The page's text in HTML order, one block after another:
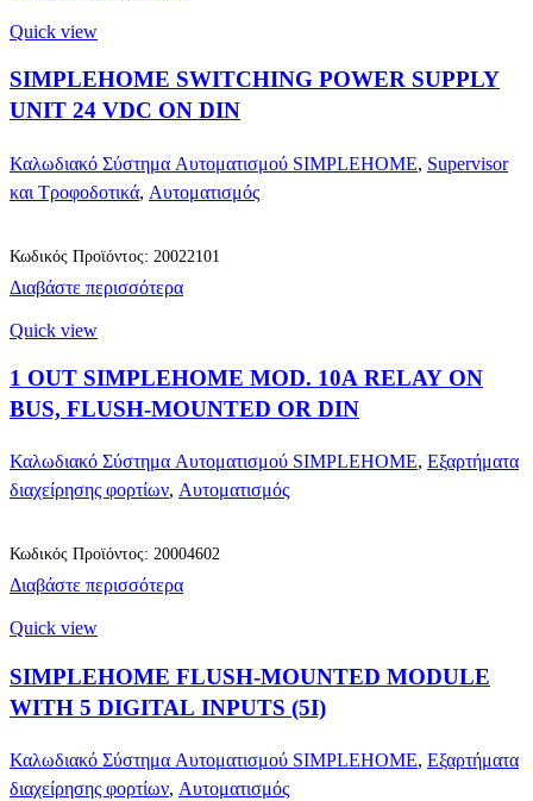
Quick view
SIMPLEHOME SWITCHING POWER SUPPLY
UNIT 24 VDC ON DIN
Καλωδιακό Σύστημα Αυτοματισμού SIMPLEHOME, Supervisor
και Τροφοδοτικά, Αυτοματισμός
Διαβάστε περισσότερα
Κωδικός Προϊόντος: 20022101
Quick view
1 OUT SIMPLEHOME MOD. 10A RELAY ON
BUS, FLUSH-MOUNTED OR DIN
Καλωδιακό Σύστημα Αυτοματισμού SIMPLEHOME, Εξαρτήματα
διαχείρησης φορτίων, Αυτοματισμός
Διαβάστε περισσότερα
Κωδικός Προϊόντος: 20004602
Quick view
SIMPLEHOME FLUSH-MOUNTED MODULE
WITH 5 DIGITAL INPUTS (5I)
Καλωδιακό Σύστημα Αυτοματισμού SIMPLEHOME, Εξαρτήματα
διαχείρησης φορτίων, Αυτοματισμός